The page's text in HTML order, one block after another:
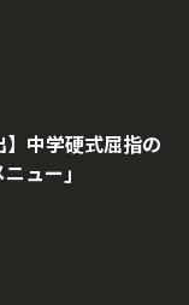
中学硬式屈指の
ュー｣